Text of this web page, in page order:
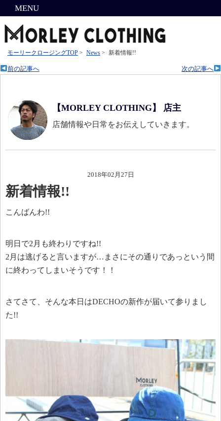
MENU
モーリークロージングTOP > News > 新着情報!!
次の記事へ
前の記事へ
【MORLEY CLOTHING】 店主
店舗情報や日常をお伝えしていきます。
2018年02月27日
新着情報!!
こんばんわ!!
明日で2月も終わりですね!!
2月は逃げると言いますが…まさにその通りであっという間
に終わってしまいそうです！！
さてさて、そんな本日はDECHOの新作が届いて参りまし
た!!